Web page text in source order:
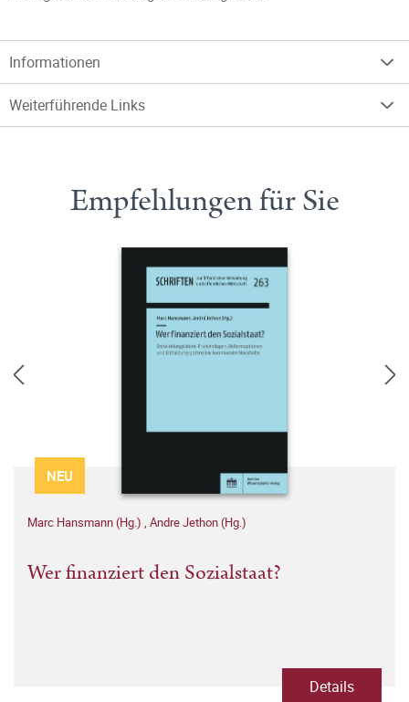
Informationen
Weiterführende Links
Empfehlungen für Sie
NEU
Marc Hansmann (Hg.) , Andre Jethon (Hg.)
Wer finanziert den Sozialstaat?
Details